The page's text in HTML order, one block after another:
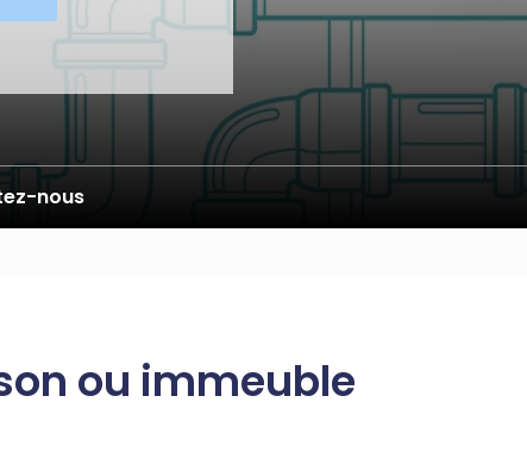
nous
ou immeuble